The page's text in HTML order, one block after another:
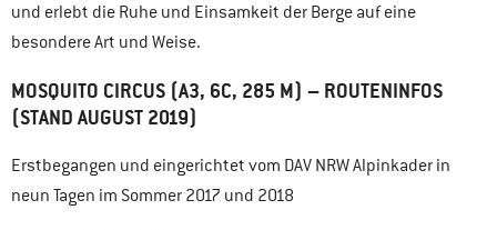
und erlebt die Ruhe und Einsamkeit der Berge auf eine
besondere Art und Weise.
MOSQUITO CIRCUS (A3, 6C, 285 M) – ROUTENINFOS
(STAND AUGUST 2019)
Erstbegangen und eingerichtet vom DAV NRW Alpinkader in
neun Tagen im Sommer 2017 und 2018